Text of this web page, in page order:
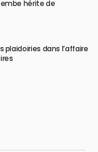
hérite de
plaidoiries dans l’affaire